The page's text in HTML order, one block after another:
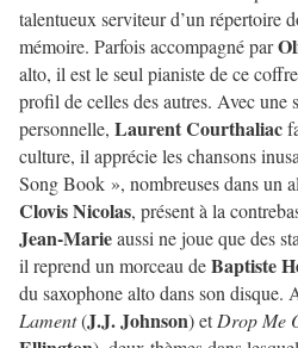
talentueux serviteur d’un répertoire
mémoire. Parfois accompagné par
alto, il est le seul pianiste de ce
profil de celles des autres. Avec une
personnelle, Laurent Courthaliac
culture, il apprécie les chansons
Song Book », nombreuses dans un
Clovis Nicolas, présent à la
Jean-Marieaussi ne joue que des
il reprend un morceau deBaptiste
du saxophone alto dans son disque.
Lament(J.J. Johnson) etDrop Me